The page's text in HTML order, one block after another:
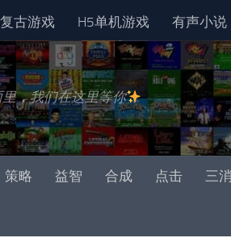
古游戏 H5单机游戏 有声小说
，我们在这里等你
策略 益智 合成 点击 三消